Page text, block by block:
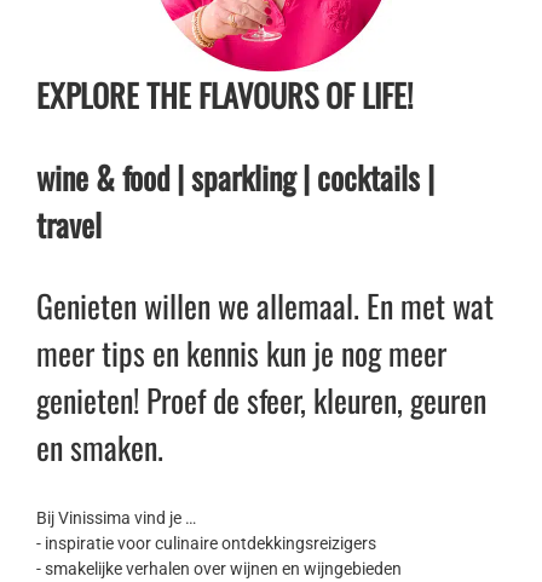
EXPLORE THE FLAVOURS OF LIFE!
wine & food | sparkling | cocktails |
travel
Genieten willen we allemaal. En met wat
meer tips en kennis kun je nog meer
genieten! Proef de sfeer, kleuren, geuren
en smaken.
Bij Vinissima vind je …
- inspiratie voor culinaire ontdekkingsreizigers
- smakelijke verhalen over wijnen en wijngebieden